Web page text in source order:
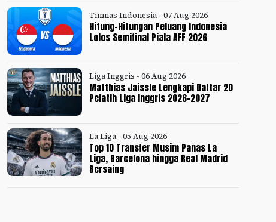
Timnas Indonesia - 07 Aug 2026
Hitung-Hitungan Peluang Indonesia
Lolos Semifinal Piala AFF 2026
Liga Inggris - 06 Aug 2026
Matthias Jaissle Lengkapi Daftar 20
Pelatih Liga Inggris 2026-2027
La Liga - 05 Aug 2026
Top 10 Transfer Musim Panas La
Liga, Barcelona hingga Real Madrid
Bersaing